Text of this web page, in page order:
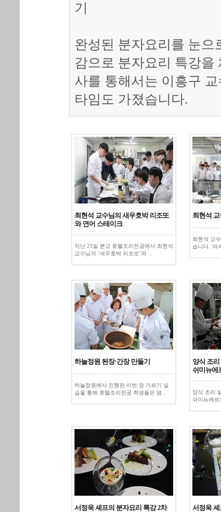
기
완성된 분자요리를 눈으
감으로 분자요리 특강을
사를 통해서는 이흥구
타임도 가졌습니다.
최현석 교수님의 새우호박 리조또
와 연어 스테이크
지난 25일 본교 호텔조리전공에서 최현석
교수님의 ‘새우호박 리조또’와 ...
최현석
최현석 교
습니다. '라
하늘정원 된장·간장 만들기
하늘정원에서 진행된 이번 장 가르기 실
습을 통해 호텔조리전공 학생들은 염...
양식 조
쉬미뉴에
양식 조리
쉬미뉴에르
서정욱 셰프의 분자요리 특강 2차 서정욱 셰